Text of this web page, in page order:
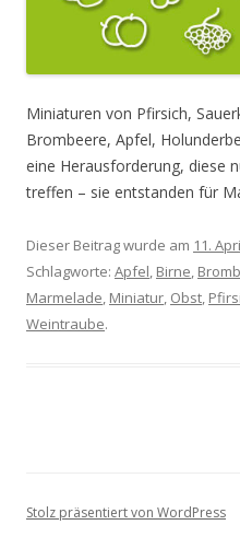
Miniaturen von Pfirsich,
Brombeere, Apfel,
eine Herausforderung, diese
treffen – sie entstanden für
Dieser Beitrag wurde am 11.
Schlagworte: Apfel, Birne,
Marmelade, Miniatur, Obst,
Weintraube.
Stolz präsentiert von WordPress